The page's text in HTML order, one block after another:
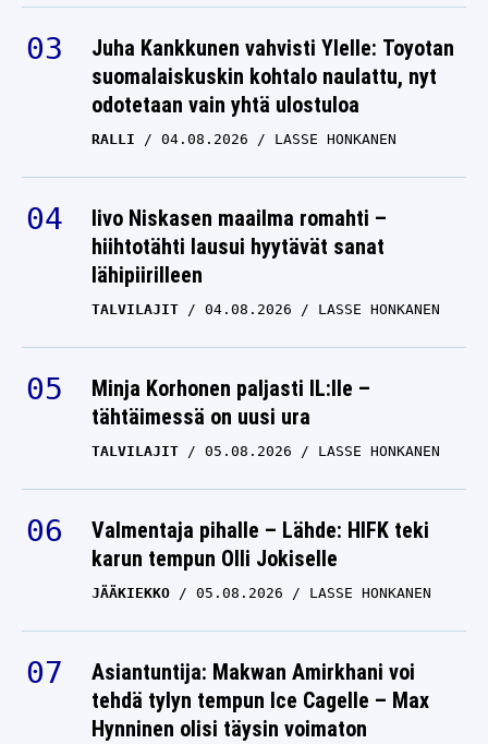
Juha Kankkunen vahvisti Ylelle: Toyotan
suomalaiskuskin kohtalo naulattu, nyt
odotetaan vain yhtä ulostuloa
RALLI 04.08.2026 LASSE HONKANEN
Iivo Niskasen maailma romahti –
hiihtotähti lausui hyytävät sanat
lähipiirilleen
TALVILAJIT 04.08.2026 LASSE HONKANEN
Minja Korhonen paljasti IL:lle –
tähtäimessä on uusi ura
TALVILAJIT 05.08.2026 LASSE HONKANEN
Valmentaja pihalle – Lähde: HIFK teki
karun tempun Olli Jokiselle
JÄÄKIEKKO 05.08.2026 LASSE HONKANEN
Asiantuntija: Makwan Amirkhani voi
tehdä tylyn tempun Ice Cagelle – Max
Hynninen olisi täysin voimaton